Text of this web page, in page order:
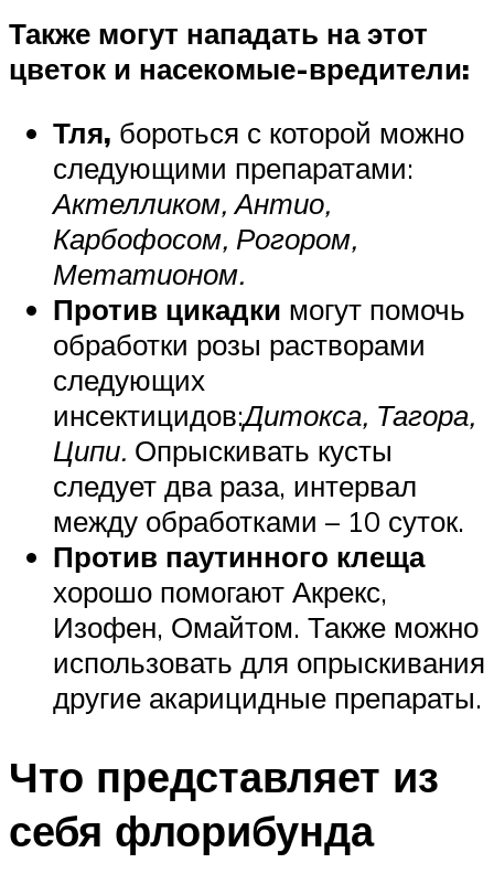
Также могут нападать на этот
цветок и насекомые-вредители:
Тля, бороться с которой можно
следующими препаратами:
Актелликом, Антио,
Карбофосом, Рогором,
Метатионом.
Против цикадки могут помочь
обработки розы растворами
следующих
инсектицидов:Дитокса, Тагора,
Ципи. Опрыскивать кусты
следует два раза, интервал
между обработками – 10 суток.
Против паутинного клеща
хорошо помогают Акрекс,
Изофен, Омайтом. Также можно
использовать для опрыскивания
другие акарицидные препараты.
Что представляет из
себя флорибунда